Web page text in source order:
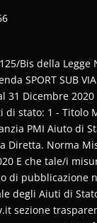
Bis della Legge
SPORT SUB
31 Dicembre
stato: 1 - Titolo
PMI Aiuto di
Diretta. Norma
E che tale/i
di pubblicazione
degli Aiuti di
sezione